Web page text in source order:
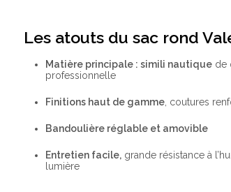
Les atouts du sac rond
Matière principale : simili nautique de
professionnelle
Finitions haut de gamme , coutures
Bandoulière réglable et amovible
Entretien facile, grande résistance à
lumière